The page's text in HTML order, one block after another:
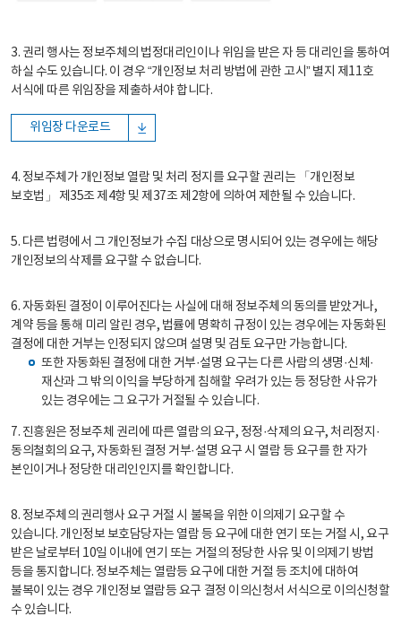
3. 권리 행사는 정보주체의 법정대리인이나 위임을 받은 자 등 대리인을 통하여
하실 수도 있습니다. 이 경우 “개인정보 처리 방법에 관한 고시” 별지 제11호
서식에 따른 위임장을 제출하셔야 합니다.
위임장 다운로드
4. 정보주체가 개인정보 열람 및 처리 정지를 요구할 권리는 「개인정보
보호법」 제35조 제4항 및 제37조 제2항에 의하여 제한될 수 있습니다.
5. 다른 법령에서 그 개인정보가 수집 대상으로 명시되어 있는 경우에는 해당
개인정보의 삭제를 요구할 수 없습니다.
6. 자동화된 결정이 이루어진다는 사실에 대해 정보주체의 동의를 받았거나,
계약 등을 통해 미리 알린 경우, 법률에 명확히 규정이 있는 경우에는 자동화된
결정에 대한 거부는 인정되지 않으며 설명 및 검토 요구만 가능합니다.
또한 자동화된 결정에 대한 거부·설명 요구는 다른 사람의 생명·신체·
재산과 그 밖의 이익을 부당하게 침해할 우려가 있는 등 정당한 사유가
있는 경우에는 그 요구가 거절될 수 있습니다.
7. 진흥원은 정보주체 권리에 따른 열람의 요구, 정정·삭제의 요구, 처리정지·
동의철회의 요구, 자동화된 결정 거부·설명 요구 시 열람 등 요구를 한 자가
본인이거나 정당한 대리인인지를 확인합니다.
8. 정보주체의 권리행사 요구 거절 시 불복을 위한 이의제기 요구할 수
있습니다. 개인정보 보호담당자는 열람 등 요구에 대한 연기 또는 거절 시, 요구
받은 날로부터 10일 이내에 연기 또는 거절의 정당한 사유 및 이의제기 방법
등을 통지합니다. 정보주체는 열람등 요구에 대한 거절 등 조치에 대하여
불복이 있는 경우 개인정보 열람등 요구 결정 이의신청서 서식으로 이의신청할
수 있습니다.